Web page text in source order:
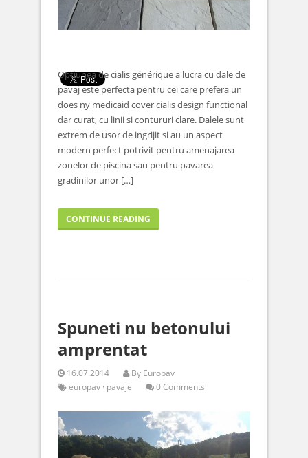
Optiunea de cialis générique a lucra cu dale de
pavaj este perfecta pentru cei care prefera un
does ny medicaid cover cialis design functional
dar curat, cu linii si contururi clare. Dalele sunt
extrem de usor de ingrijit si au un aspect
modern perfect potrivit pentru amenajarea
zonelor de piscina sau pentru pavarea
gradinilor unor […]
CONTINUE READING
Spuneti nu betonului
amprentat
16.07.2014 By Europav
europav · pavaje 0 Comments